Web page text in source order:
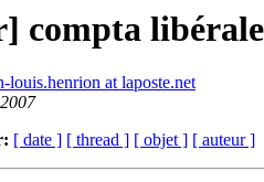
compta libérale
louis.henrion at laposte.net
[ date ] [ thread ] [ objet ] [ auteur ]